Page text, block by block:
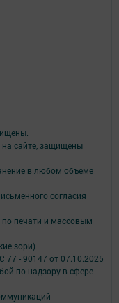
сайте, защищены
в любом объеме
согласия
по печати и массовым
зори)
- 90147 от 07.10.2025
по надзору в сфере